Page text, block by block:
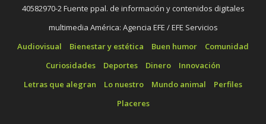
40582970-2 Fuente ppal. de información y contenidos digitales
multimedia América: Agencia EFE / EFE Servicios
Audiovisual
Bienestar y estética Buen humor
Comunidad
Curiosidades
Deportes Dinero
Innovación
Letras que alegran
Lo nuestro Mundo animal
Perfiles
Placeres